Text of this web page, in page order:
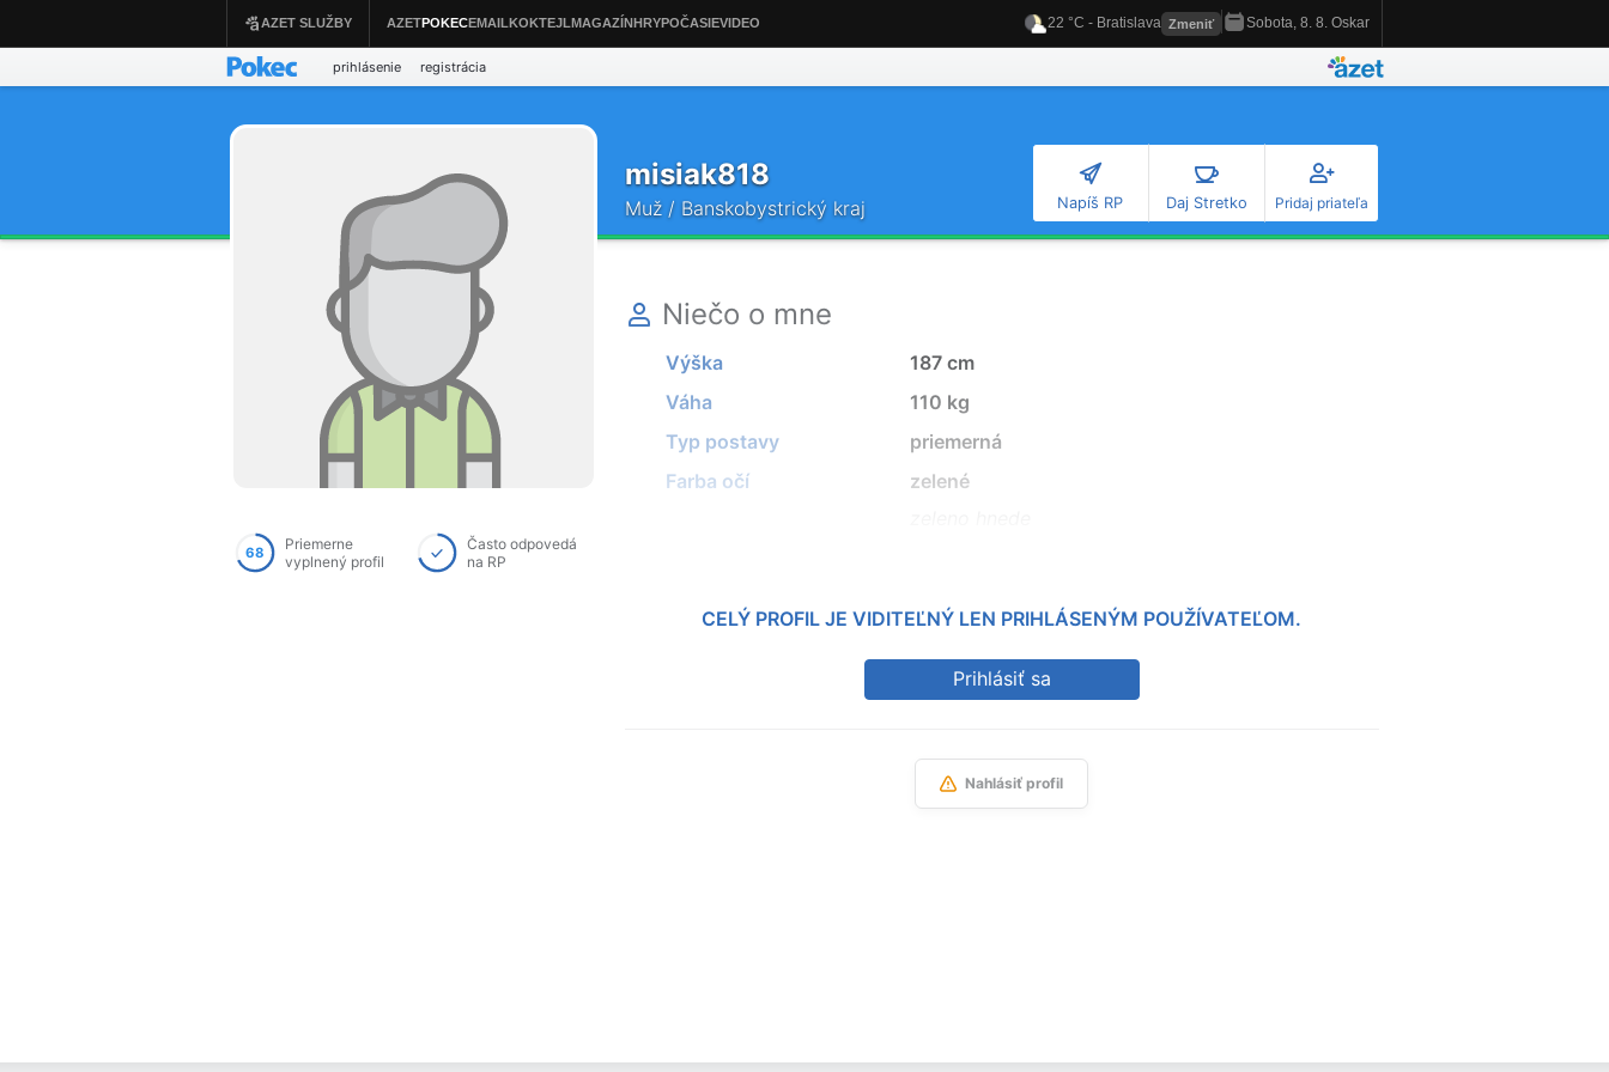
misiak818
Muž / Banskobystrický kraj Napíš RP Daj Stretko Pridaj priateľa
68
Priemerne
vyplnený profil
Často odpovedá
na RP
Niečo o mne
Výška
187 cm
Váha
110 kg
Typ postavy
priemerná
Farba očí
zelené
CELÝ PROFIL JE VIDITEĽNÝ LEN PRIHLÁSENÝM POUŽÍVATEĽOM.
Prihlásiť sa
Nahlásiť profil
prihlásenie registrácia